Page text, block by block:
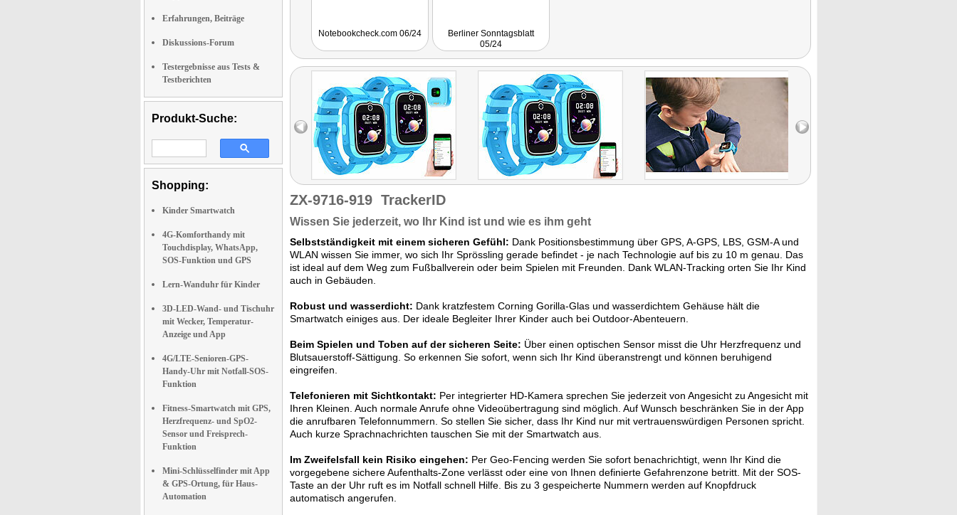
Erfahrungen, Beiträge
Diskussions-Forum
Testergebnisse aus Tests &
Testberichten
Produkt-Suche:
Shopping:
Kinder Smartwatch
4G-Komforthandy mit
Touchdisplay, WhatsApp,
SOS-Funktion und GPS
Lern-Wanduhr für Kinder
3D-LED-Wand- und Tischuhr
mit Wecker, Temperatur-
Anzeige und App
4G/LTE-Senioren-GPS-
Handy-Uhr mit Notfall-SOS-
Funktion
Fitness-Smartwatch mit GPS,
Herzfrequenz- und SpO2-
Sensor und Freisprech-
Funktion
Mini-Schlüsselfinder mit App
& GPS-Ortung, für Haus-
Automation
Notebookcheck.com 06/24
Berliner Sonntagsblatt
05/24
ZX-9716-919 TrackerID
Wissen Sie jederzeit, wo Ihr Kind ist und wie es ihm geht
Selbstständigkeit mit einem sicheren Gefühl: Dank Positionsbestimmung über GPS, A-GPS, LBS, GSM-A und
WLAN wissen Sie immer, wo sich Ihr Sprössling gerade befindet - je nach Technologie auf bis zu 10 m genau. Das
ist ideal auf dem Weg zum Fußballverein oder beim Spielen mit Freunden. Dank WLAN-Tracking orten Sie Ihr Kind
auch in Gebäuden.
Robust und wasserdicht: Dank kratzfestem Corning Gorilla-Glas und wasserdichtem Gehäuse hält die
Smartwatch einiges aus. Der ideale Begleiter Ihrer Kinder auch bei Outdoor-Abenteuern.
Beim Spielen und Toben auf der sicheren Seite: Über einen optischen Sensor misst die Uhr Herzfrequenz und
Blutsauerstoff-Sättigung. So erkennen Sie sofort, wenn sich Ihr Kind überanstrengt und können beruhigend
eingreifen.
Telefonieren mit Sichtkontakt: Per integrierter HD-Kamera sprechen Sie jederzeit von Angesicht zu Angesicht mit
Ihren Kleinen. Auch normale Anrufe ohne Videoübertragung sind möglich. Auf Wunsch beschränken Sie in der App
die anrufbaren Telefonnummern. So stellen Sie sicher, dass Ihr Kind nur mit vertrauenswürdigen Personen spricht.
Auch kurze Sprachnachrichten tauschen Sie mit der Smartwatch aus.
Im Zweifelsfall kein Risiko eingehen: Per Geo-Fencing werden Sie sofort benachrichtigt, wenn Ihr Kind die
vorgegebene sichere Aufenthalts-Zone verlässt oder eine von Ihnen definierte Gefahrenzone betritt. Mit der SOS-
Taste an der Uhr ruft es im Notfall schnell Hilfe. Bis zu 3 gespeicherte Nummern werden auf Knopfdruck
automatisch angerufen.